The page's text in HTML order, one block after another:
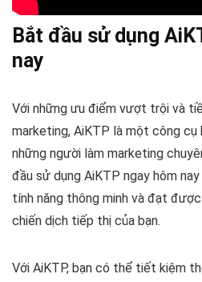
Bắt đầu sử dụng
nay
Với những ưu điểm vượt trội và
marketing, AiKTP là một công
những người làm marketing
đầu sử dụng AiKTP ngay hôm
tính năng thông minh và đạt
chiến dịch tiếp thị của bạn.
Với AiKTP, bạn có thể tiết kiệm